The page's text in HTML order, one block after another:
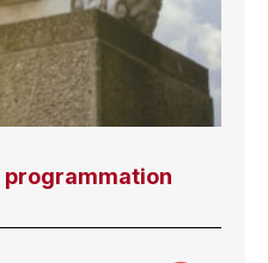
programmation